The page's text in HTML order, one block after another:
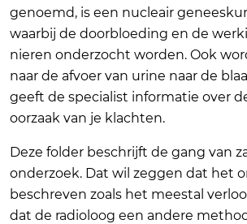
genoemd, is een nucleair
waarbij de doorbloeding en de
nieren onderzocht worden. Ook
naar de afvoer van urine naar de
geeft de specialist informatie over
oorzaak van je klachten.
Deze folder beschrijft de gang van
onderzoek. Dat wil zeggen dat het
beschreven zoals het meestal
dat de radioloog een andere